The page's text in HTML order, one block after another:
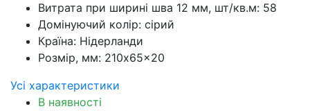
Витрата при ширині шва 12 мм, шт/кв.м: 58
Домінуючий колір: сірий
Країна: Нідерланди
Розмір, мм: 210x65x20
Усі характеристики
В наявності